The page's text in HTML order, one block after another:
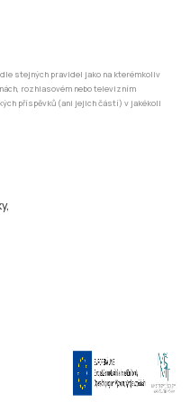
stejných pravidel jako na kterémkoliv
rozhlasovém nebo televizním
příspěvků (ani jejich částí) v jakékoli